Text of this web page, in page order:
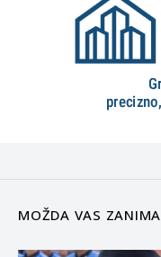
MOŽDA VAS ZANIMA